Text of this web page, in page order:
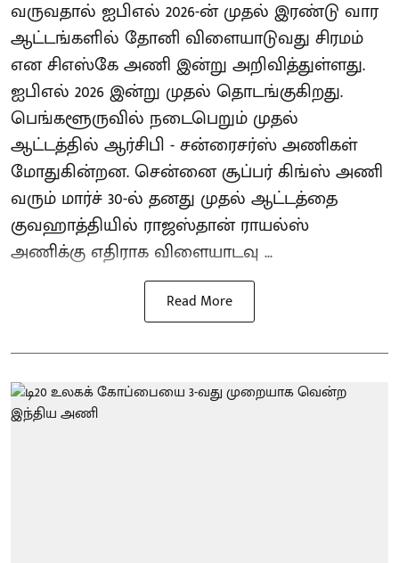
வருவதால் ஐபிஎல் 2026-ன் முதல் இரண்டு வார
ஆட்டங்களில் தோனி விளையாடுவது சிரமம்
என சிஎஸ்கே அணி இன்று அறிவித்துள்ளது.
ஐபிஎல் 2026 இன்று முதல் தொடங்குகிறது.
பெங்களூருவில் நடைபெறும் முதல்
ஆட்டத்தில் ஆர்சிபி - சன்ரைசர்ஸ் அணிகள்
மோதுகின்றன. சென்னை சூப்பர் கிங்ஸ் அணி
வரும் மார்ச் 30-ல் தனது முதல் ஆட்டத்தை
குவஹாத்தியில் ராஜஸ்தான் ராயல்ஸ்
அணிக்கு எதிராக விளையாடவு ...
Read More